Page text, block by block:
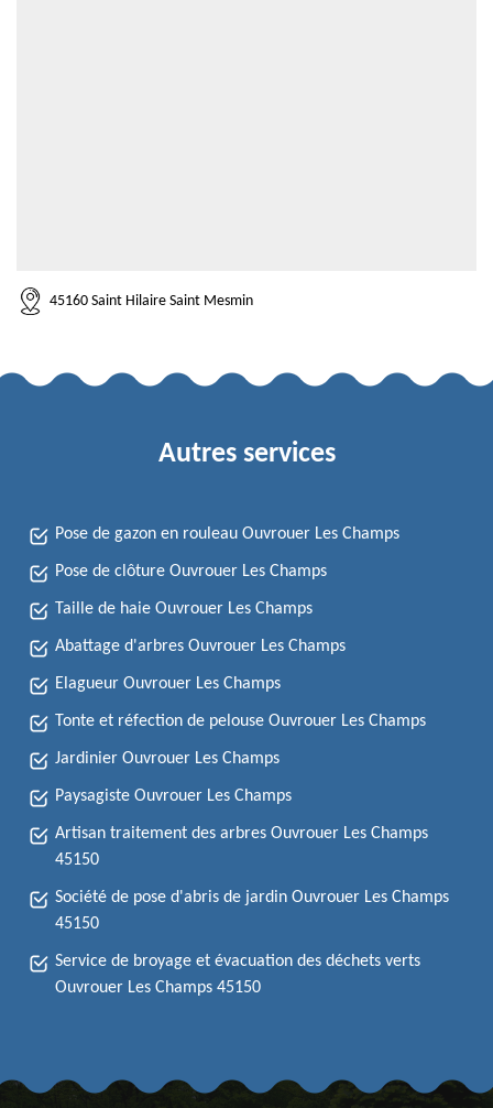
45160 Saint Hilaire Saint Mesmin
Autres services
Pose de gazon en rouleau Ouvrouer Les Champs
Pose de clôture Ouvrouer Les Champs
Taille de haie Ouvrouer Les Champs
Abattage d'arbres Ouvrouer Les Champs
Elagueur Ouvrouer Les Champs
Tonte et réfection de pelouse Ouvrouer Les Champs
Jardinier Ouvrouer Les Champs
Paysagiste Ouvrouer Les Champs
Artisan traitement des arbres Ouvrouer Les Champs
45150
Société de pose d'abris de jardin Ouvrouer Les Champs
45150
Service de broyage et évacuation des déchets verts
Ouvrouer Les Champs 45150